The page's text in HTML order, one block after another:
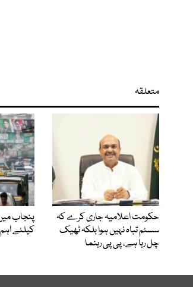
متعلقہ
حکومت اعلامیہ جاری کرے کہ
سسٹم تباہ نہیں ہوا بلکہ ٹھیک
چل رہا ہے، پی پی رہنما
پنجاب
کیلئے